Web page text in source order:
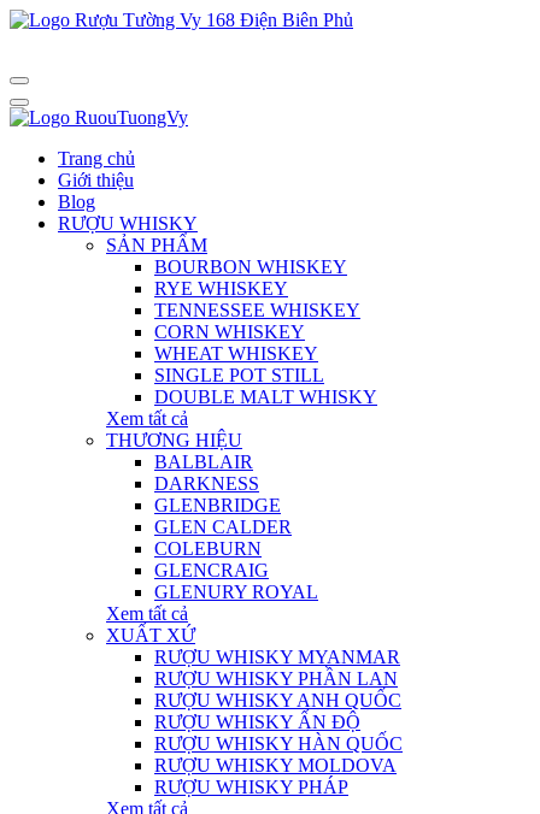
Trang chủ
Giới thiệu
Blog
RƯỢU WHISKY
SẢN PHẨM
BOURBON WHISKEY
RYE WHISKEY
TENNESSEE WHISKEY
CORN WHISKEY
WHEAT WHISKEY
SINGLE POT STILL
DOUBLE MALT WHISKY
Xem tất cả
THƯƠNG HIỆU
BALBLAIR
DARKNESS
GLENBRIDGE
GLEN CALDER
COLEBURN
GLENCRAIG
GLENURY ROYAL
Xem tất cả
XUẤT XỨ
RƯỢU WHISKY MYANMAR
RƯỢU WHISKY PHẦN LAN
RƯỢU WHISKY ANH QUỐC
RƯỢU WHISKY ẤN ĐỘ
RƯỢU WHISKY HÀN QUỐC
RƯỢU WHISKY MOLDOVA
RƯỢU WHISKY PHÁP
Xem tất cả